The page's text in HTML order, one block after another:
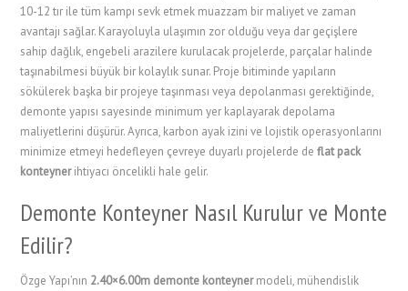
10-12 tır ile tüm kampı sevk etmek muazzam bir maliyet ve zaman
avantajı sağlar. Karayoluyla ulaşımın zor olduğu veya dar geçişlere
sahip dağlık, engebeli arazilere kurulacak projelerde, parçalar halinde
taşınabilmesi büyük bir kolaylık sunar. Proje bitiminde yapıların
sökülerek başka bir projeye taşınması veya depolanması gerektiğinde,
demonte yapısı sayesinde minimum yer kaplayarak depolama
maliyetlerini düşürür. Ayrıca, karbon ayak izini ve lojistik operasyonlarını
minimize etmeyi hedefleyen çevreye duyarlı projelerde deflat pack
konteynerihtiyacı öncelikli hale gelir.
Demonte Konteyner Nasıl Kurulur ve Monte
Edilir?
Özge Yapı’nın 2.40×6.00m demonte konteynermodeli, mühendislik